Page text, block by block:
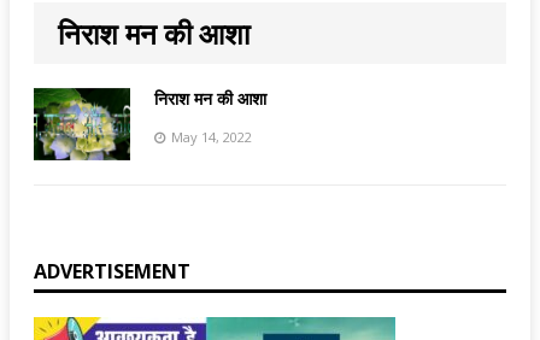
निराश मन की आशा
निराश मन की आशा
May 14, 2022
ADVERTISEMENT